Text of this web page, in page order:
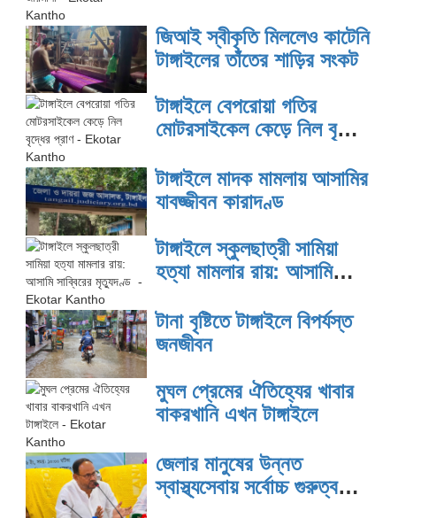
জিআই স্বীকৃতি মিললেও কাটেনি
টাঙ্গাইলের তাঁতের শাড়ির সংকট
টাঙ্গাইলে বেপরোয়া গতির
মোটরসাইকেল কেড়ে নিল বৃদ্ধের
টাঙ্গাইলে মাদক মামলায় আসামির
যাবজ্জীবন কারাদণ্ড
টাঙ্গাইলে স্কুলছাত্রী সামিয়া
হত্যা মামলার রায়: আসামি
টানা বৃষ্টিতে টাঙ্গাইলে বিপর্যস্ত
জনজীবন
মুঘল প্রেমের ঐতিহ্যের খাবার
বাকরখানি এখন টাঙ্গাইলে
জেলার মানুষের উন্নত
স্বাস্থ্যসেবায় সর্বোচ্চ গুরুত্ব